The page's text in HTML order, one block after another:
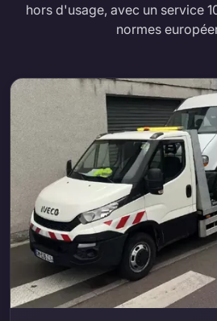
hors d'usage, avec un service
normes